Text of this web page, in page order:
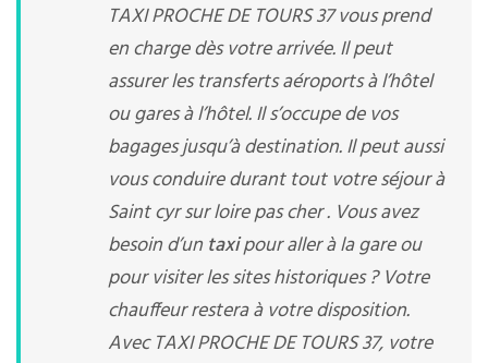
TAXI PROCHE DE TOURS 37 vous prend
en charge dès votre arrivée. Il peut
assurer les transferts aéroports à l’hôtel
ou gares à l’hôtel. Il s’occupe de vos
bagages jusqu’à destination. Il peut aussi
vous conduire durant tout votre séjour à
Saint cyr sur loire pas cher . Vous avez
besoin d’un taxipour aller à la gare ou
pour visiter les sites historiques ? Votre
chauffeur restera à votre disposition.
Avec TAXI PROCHE DE TOURS 37, votre